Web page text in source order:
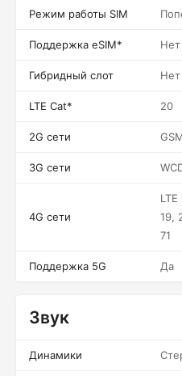
Режим работы SIM
Поддержка eSIM* Нет
Гибридный слот Нет
LTE Cat* 20
2G сети
3G сети
4G сети
19,
71
Поддержка 5G Да
Звук
Динамики